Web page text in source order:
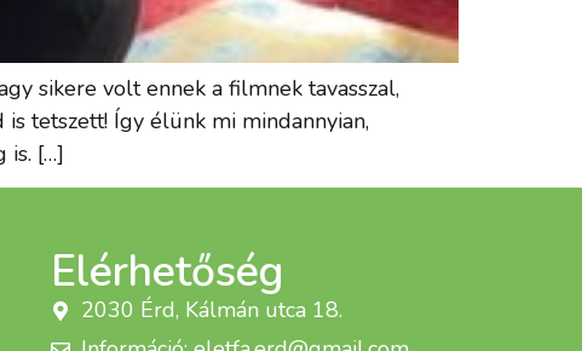
sikere volt ennek a filmnek tavasszal,
tetszett! Így élünk mi mindannyian,
is. […]
Elérhetőség
2030 Érd, Kálmán utca 18.